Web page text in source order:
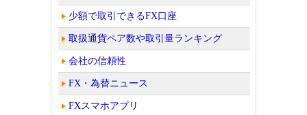
少額で取引できるFX口座
取扱通貨ペア数や取引量ランキング
会社の信頼性
FX・為替ニュース
FXスマホアプリ